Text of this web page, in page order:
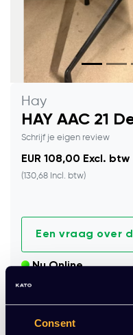
Consent
Hay
HAY AAC 21
Schrijf je eigen review
EUR 108,00 Excl. btw
(130,68 Incl. btw)
Een vraag over
Nu Online